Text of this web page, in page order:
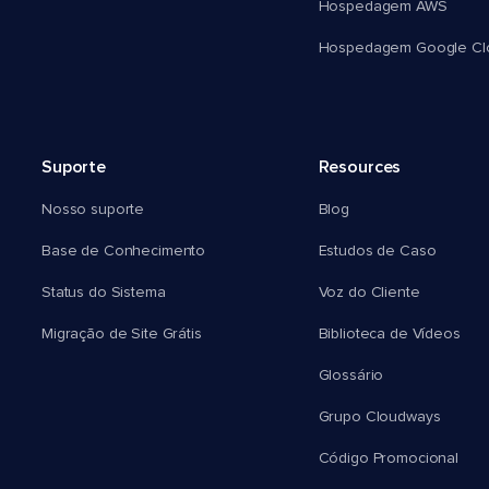
Hospedagem AWS
Hospedagem Google
Suporte
Nosso suporte
Base de Conhecimento
Status do Sistema
Migração de Site Grátis
Resources
Blog
Estudos de Caso
Voz do Cliente
Biblioteca de Vídeos
Glossário
Grupo Cloudways
Código Promocional